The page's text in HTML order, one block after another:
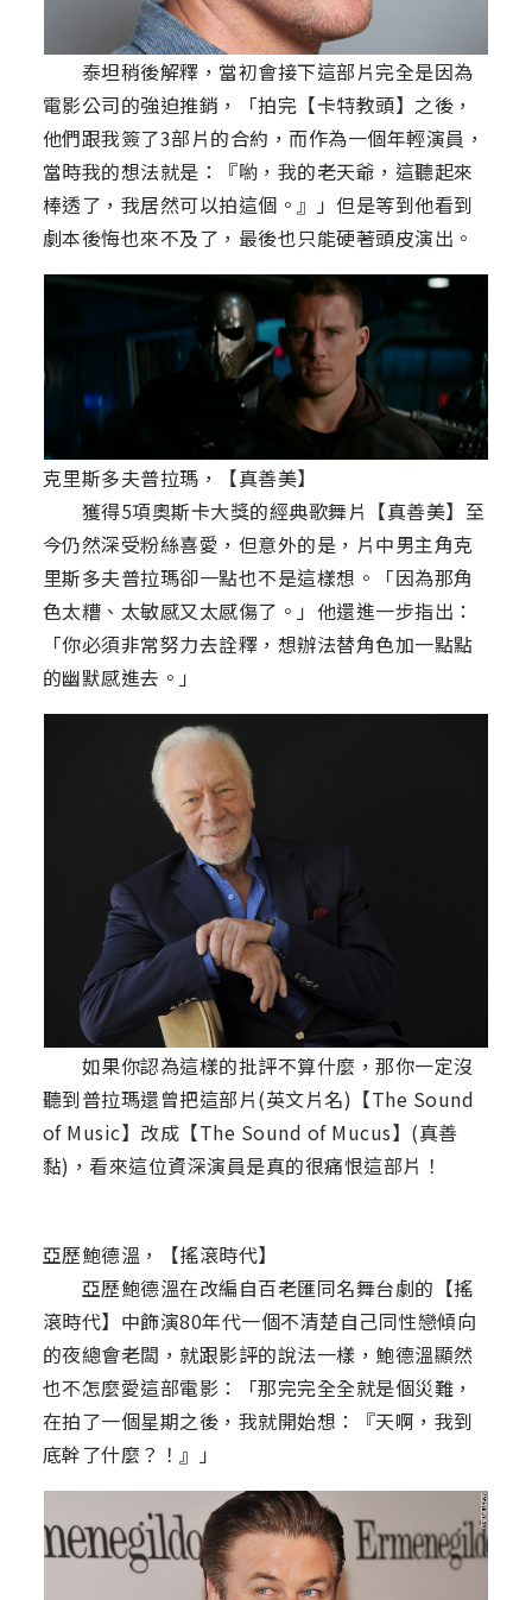
泰坦稍後解釋，當初會接下這部片完全是因為
電影公司的強迫推銷，「拍完【卡特教頭】之後，
他們跟我簽了3部片的合約，而作為一個年輕演員，
當時我的想法就是：『喲，我的老天爺，這聽起來
棒透了，我居然可以拍這個。』」但是等到他看到
劇本後悔也來不及了，最後也只能硬著頭皮演出。
克里斯多夫普拉瑪，【真善美】
獲得5項奧斯卡大獎的經典歌舞片【真善美】至
今仍然深受粉絲喜愛，但意外的是，片中男主角克
里斯多夫普拉瑪卻一點也不是這樣想。「因為那角
色太糟、太敏感又太感傷了。」他還進一步指出：
「你必須非常努力去詮釋，想辦法替角色加一點點
的幽默感進去。」
如果你認為這樣的批評不算什麼，那你一定沒
聽到普拉瑪還曾把這部片(英文片名)【The Sound
of Music】改成【The Sound of Mucus】(真善
黏)，看來這位資深演員是真的很痛恨這部片！
亞歷鮑德溫，【搖滾時代】
亞歷鮑德溫在改編自百老匯同名舞台劇的【搖
滾時代】中飾演80年代一個不清楚自己同性戀傾向
的夜總會老闆，就跟影評的說法一樣，鮑德溫顯然
也不怎麼愛這部電影：「那完完全全就是個災難，
在拍了一個星期之後，我就開始想：『天啊，我到
底幹了什麼？！』」